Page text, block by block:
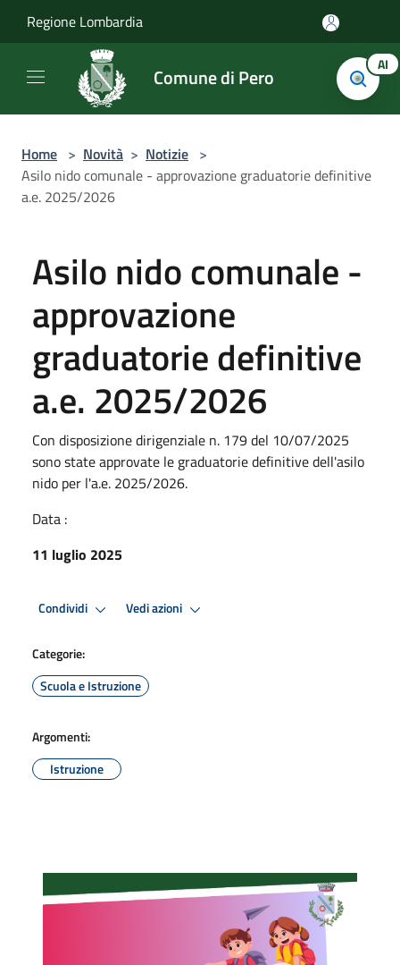
Regione Lombardia
Comune di Pero AI
Home > Novità > Notizie >
Asilo nido comunale - approvazione graduatorie definitive
a.e. 2025/2026
Asilo nido comunale -
approvazione
graduatorie definitive
a.e. 2025/2026
Con disposizione dirigenziale n. 179 del 10/07/2025
sono state approvate le graduatorie definitive dell'asilo
nido per l'a.e. 2025/2026.
Data :
11 luglio 2025
Condividi Vedi azioni
Categorie:
Scuola e Istruzione
Argomenti:
Istruzione